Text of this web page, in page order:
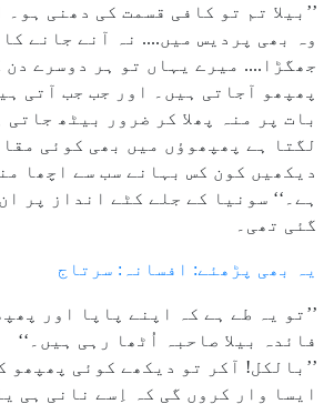
’’بیلا تم تو کافی قسمت کی دھنی ہو۔
وہ بھی پردیس میں.... نہ آنے جانے کا
جھگڑا.... میرے یہاں تو ہر دوسرے دن
پھپھو آجاتی ہیں۔ اور جب جب آتی
بات پر منہ پھلا کر ضرور بیٹھ جاتی
لگتا ہے پھپھوؤں میں بھی کوئی
دیکھیں کون کس بہانے سب سے اچھا
ہے۔‘‘ سونیا کے جلے کٹے انداز پر
گئی تھی۔
یہ بھی پڑھئے: افسانہ: سرتاج
’’تو یہ طے ہے کہ اپنے پاپا اور
فائدہ بیلا صاحبہ اُٹھا رہی ہیں۔‘‘
’’بالکل! آکر تو دیکھے کوئی پھپھو
ایسا وار کروں گی کہ اِسے نانی ہی